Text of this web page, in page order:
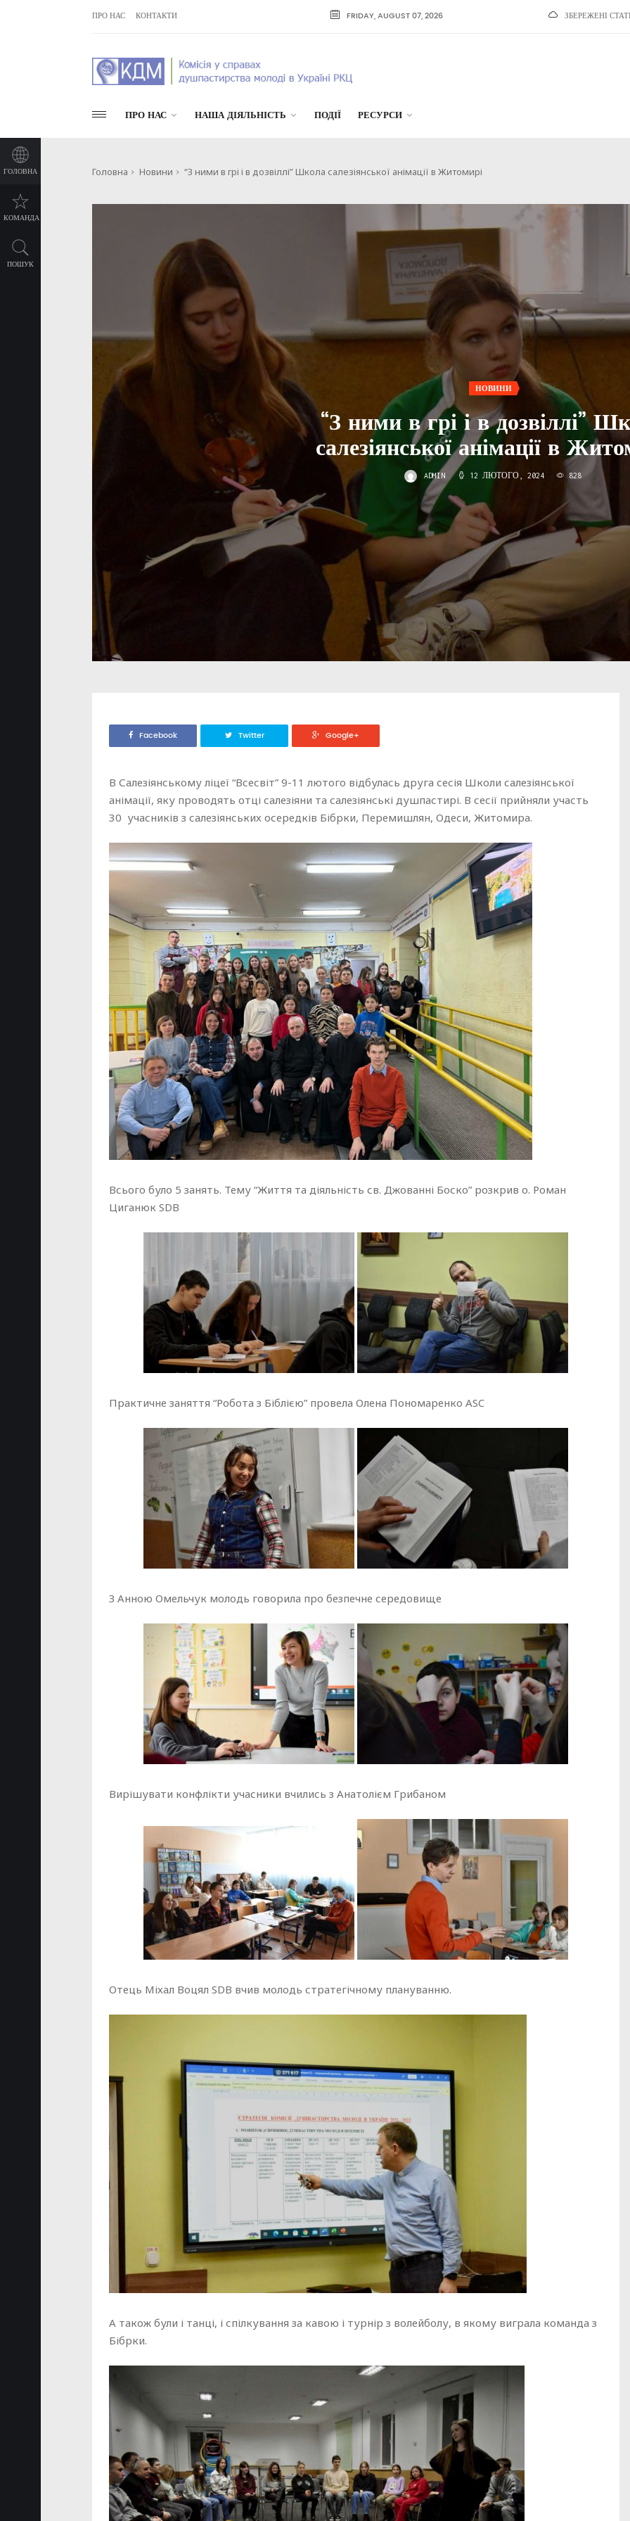
ПРО НАС КОНТАКТИ FRIDAY, AUGUST 07, 2026 ЗБЕРЕЖЕНІ
ПРО НАС НАША ДІЯЛЬНІСТЬ ПОДІЇ РЕСУРСИ
ГОЛОВНА
КОМАНДА
ПОШУК
Головна Новини “З ними в грі і в дозвіллі” Школа салезіянської анімації в Житомирі
НОВИНИ
“З ними в грі і в дозвіллі”
салезіянської анімації в
ADMIN 12 ЛЮТОГО, 2024 828
Facebook Twitter Google+
В Салезіянському ліцеї “Всесвіт” 9-11 лютого відбулась друга сесія Школи салезіянської
анімації, яку проводять отці салезіяни та салезіянські душпастирі. В сесії прийняли участь
30 учасників з салезіянських осередків Бібрки, Перемишлян, Одеси, Житомира.
Всього було 5 занять. Тему “Життя та діяльність св. Джованні Боско” розкрив о. Роман
Циганюк SDB
Практичне заняття “Робота з Біблією” провела Олена Пономаренко ASC
З Анною Омельчук молодь говорила про безпечне середовище
Вирішувати конфлікти учасники вчились з Анатолієм Грибаном
Отець Міхал Воцял SDB вчив молодь стратегічному плануванню.
А також були і танці, і спілкування за кавою і турнір з волейболу, в якому виграла команда з
Бібрки.